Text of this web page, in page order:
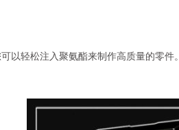
以轻松注入聚氨酯来制作高质量的零件。